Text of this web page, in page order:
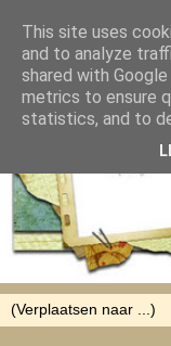
This site uses
and to analyze
shared with
metrics to ensure
statistics, and to